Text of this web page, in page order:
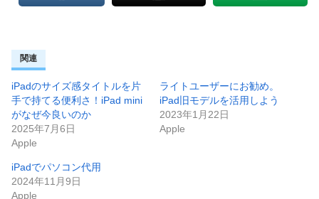
関連
iPadのサイズ感タイトルを片
手で持てる便利さ！iPad mini
がなぜ今良いのか
2025年7月6日
Apple
ライトユーザーにお勧め。
iPad旧モデルを活用しよう
2023年1月22日
Apple
iPadでパソコン代用
2024年11月9日
Apple